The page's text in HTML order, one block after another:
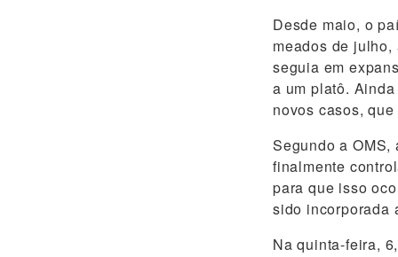
Desde maio, o
meados de
seguia em
a um platô.
novos casos,
Segundo a
finalmente
para que isso
sido incorporada
Na quinta-feira,